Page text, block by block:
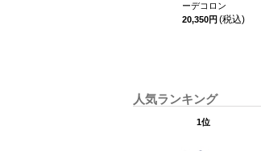
ーデコロン
20,350円 (税込)
人気ランキング
1位